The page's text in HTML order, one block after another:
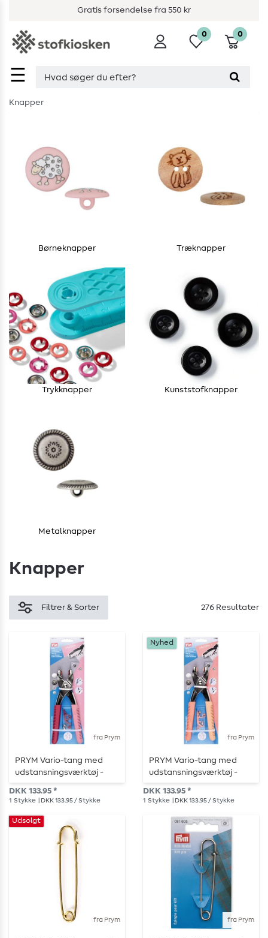
Gratis forsendelse fra 550 kr
☰
0 0
Knapper
Børneknapper Træknapper
Trykknapper Kunststofknapper
Metalknapper
Knapper
Filtrer & Sorter 276 Resultater
fra Prym
PRYM Vario-tang med
udstansningsværktøj -
bær
DKK 133.95 *
1 Stykke | DKK 133.95 / Stykke
fra Prym
Nyhed
PRYM Vario-tang med
udstansningsværktøj -
abrikos
DKK 133.95 *
1 Stykke | DKK 133.95 / Stykke
fra Prym
Udsolgt
fra Prym